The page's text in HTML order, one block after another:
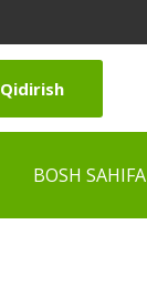
Qidirish
BOSH SAHIFA